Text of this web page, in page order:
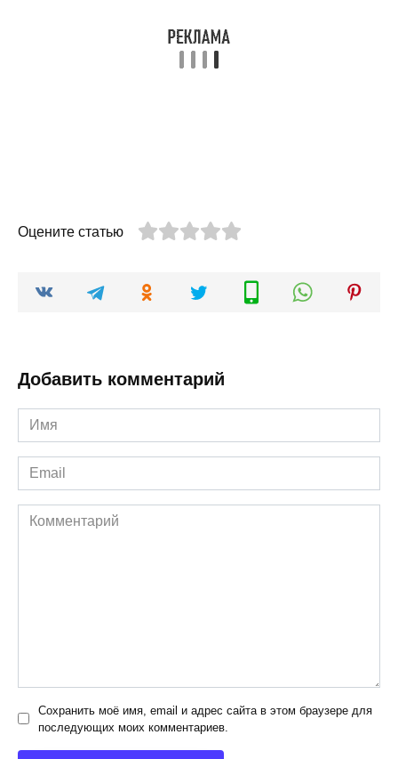
Оцените статью
Добавить комментарий
Имя
*
Email
*
Комментарий
Сохранить моё имя, email и адрес сайта в этом браузере для
последующих моих комментариев.